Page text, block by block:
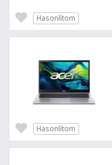
Hasonlítom
Hasonlítom